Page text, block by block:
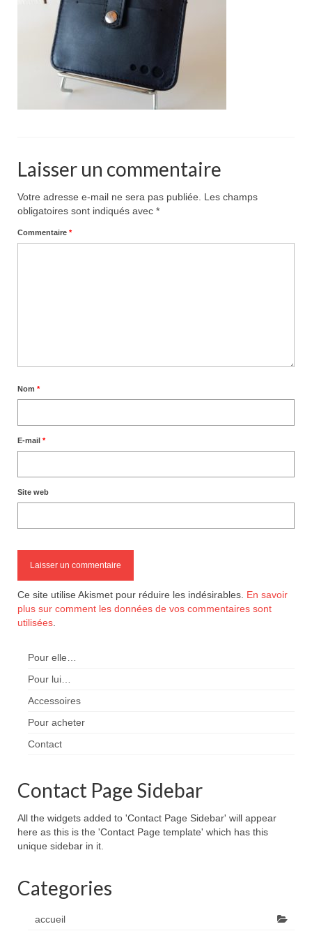
Pour acheter
Contact
Laisser un commentaire
Votre adresse e-mail ne sera pas publiée.
Les champs
obligatoires sont indiqués avec *
Commentaire *
Nom *
E-mail *
Site web
Ce site utilise Akismet pour réduire les indésirables. En savoir
plus sur comment les données de vos commentaires sont
utilisées
Pour elle…
Pour lui…
Accessoires
Pour acheter
Contact
Contact Page Sidebar
All the widgets added to 'Contact Page Sidebar' will appear
here as this is the 'Contact Page template' which has this
unique sidebar in it.
Categories
accueil